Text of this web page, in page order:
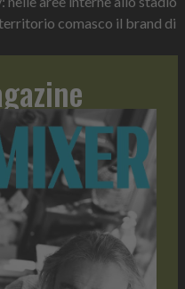
comasco il brand di